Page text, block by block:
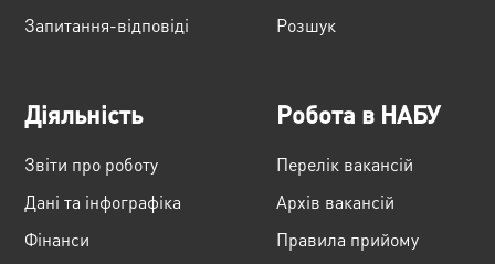
Запитання-відповіді
Розшук
Діяльність
Звіти про роботу
Дані та інфографіка
Фінанси
Робота в НАБУ
Перелік вакансій
Архів вакансій
Правила прийому